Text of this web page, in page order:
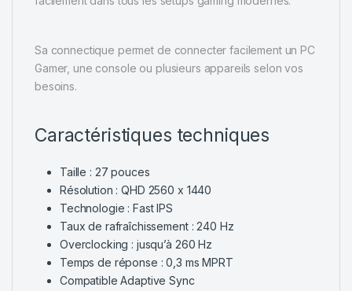
Sa connectique permet de connecter facilement un PC
Gamer, une console ou plusieurs appareils selon vos
besoins.
Caractéristiques techniques
Taille : 27 pouces
Résolution : QHD 2560 x 1440
Technologie : Fast IPS
Taux de rafraîchissement : 240 Hz
Overclocking : jusqu’à 260 Hz
Temps de réponse : 0,3 ms MPRT
Compatible Adaptive Sync